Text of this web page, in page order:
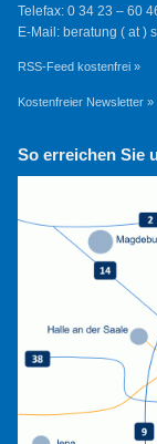
Telefax: 0 34 23 – 60
E-Mail: beratung ( at )
RSS-Feed kostenfrei »
Kostenfreier Newsletter »
So erreichen Sie